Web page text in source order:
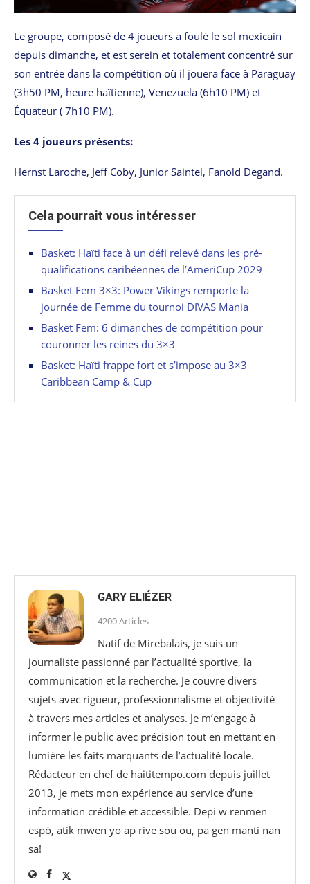
Le groupe, composé de 4 joueurs a foulé le sol mexicain
depuis dimanche, et est serein et totalement concentré sur
son entrée dans la compétition où il jouera face à Paraguay
(3h50 PM, heure haïtienne), Venezuela (6h10 PM) et
Équateur ( 7h10 PM).
Les 4 joueurs présents:
Hernst Laroche, Jeff Coby, Junior Saintel, Fanold Degand.
Cela pourrait vous intéresser
Basket: Haïti face à un défi relevé dans les pré-
qualifications caribéennes de l’AmeriCup 2029
Basket Fem 3×3: Power Vikings remporte la
journée de Femme du tournoi DIVAS Mania
Basket Fem: 6 dimanches de compétition pour
couronner les reines du 3×3
Basket: Haïti frappe fort et s’impose au 3×3
Caribbean Camp & Cup
GARY ELIÉZER
4200 Articles
Natif de Mirebalais, je suis un
journaliste passionné par l’actualité sportive, la
communication et la recherche. Je couvre divers
sujets avec rigueur, professionnalisme et objectivité
à travers mes articles et analyses. Je m’engage à
informer le public avec précision tout en mettant en
lumière les faits marquants de l’actualité locale.
Rédacteur en chef de haititempo.com⁠ depuis juillet
2013, je mets mon expérience au service d’une
information crédible et accessible. Depi w renmen
espò, atik mwen yo ap rive sou ou, pa gen manti nan
sa!